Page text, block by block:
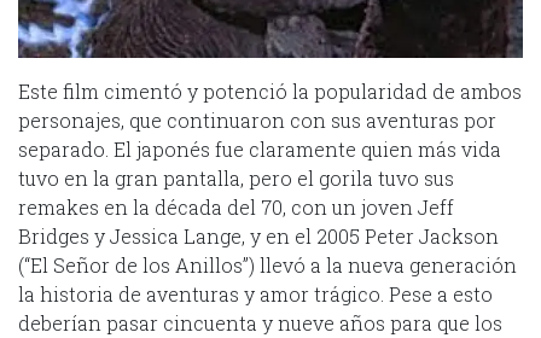
Este film cimentó y potenció la popularidad de ambos
personajes, que continuaron con sus aventuras por
separado. El japonés fue claramente quien más vida
tuvo en la gran pantalla, pero el gorila tuvo sus
remakes en la década del 70, con un joven Jeff
Bridges y Jessica Lange, y en el 2005 Peter Jackson
(“El Señor de los Anillos”) llevó a la nueva generación
la historia de aventuras y amor trágico. Pese a esto
deberían pasar cincuenta y nueve años para que los